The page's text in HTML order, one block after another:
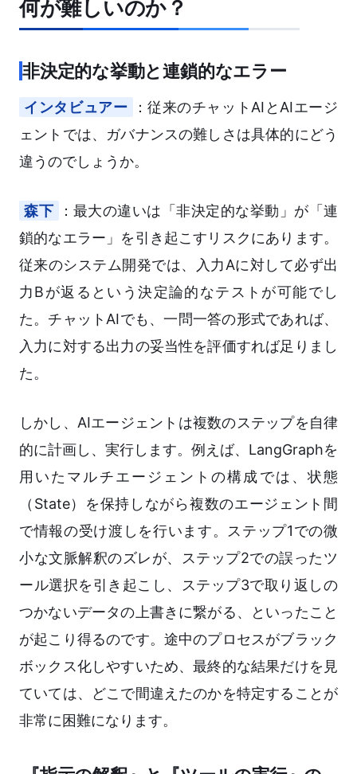
何が難しいのか？
非決定的な挙動と連鎖的なエラー
インタビュアー
：従来のチャットAIとAIエージ
ェントでは、ガバナンスの難しさは具体的にどう
違うのでしょうか。
森下
：最大の違いは「非決定的な挙動」が「連
鎖的なエラー」を引き起こすリスクにあります。
従来のシステム開発では、入力Aに対して必ず出
力Bが返るという決定論的なテストが可能でし
た。チャットAIでも、一問一答の形式であれば、
入力に対する出力の妥当性を評価すれば足りまし
た。
しかし、AIエージェントは複数のステップを自律
的に計画し、実行します。例えば、LangGraphを
用いたマルチエージェントの構成では、状態
（State）を保持しながら複数のエージェント間
で情報の受け渡しを行います。ステップ1での微
小な文脈解釈のズレが、ステップ2での誤ったツ
ール選択を引き起こし、ステップ3で取り返しの
つかないデータの上書きに繋がる、といったこと
が起こり得るのです。途中のプロセスがブラック
ボックス化しやすいため、最終的な結果だけを見
ていては、どこで間違えたのかを特定することが
非常に困難になります。